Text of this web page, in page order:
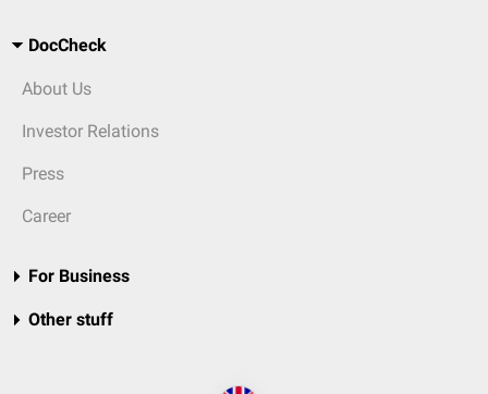
DocCheck
About Us
Investor Relations
Press
Career
For Business
Other stuff